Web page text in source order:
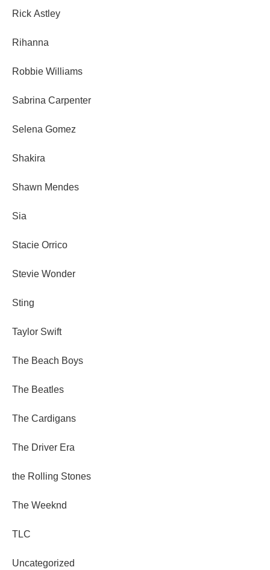
Rick Astley
Rihanna
Robbie Williams
Sabrina Carpenter
Selena Gomez
Shakira
Shawn Mendes
Sia
Stacie Orrico
Stevie Wonder
Sting
Taylor Swift
The Beach Boys
The Beatles
The Cardigans
The Driver Era
the Rolling Stones
The Weeknd
TLC
Uncategorized